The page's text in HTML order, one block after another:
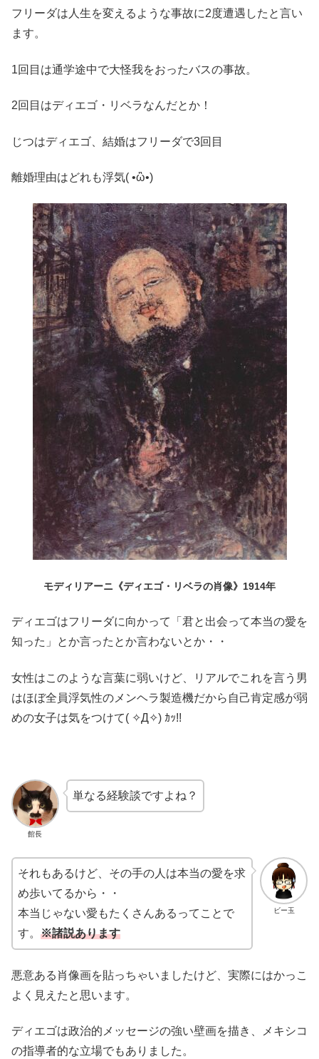
フリーダは人生を変えるような事故に2度遭遇したと言い
ます。
1回目は通学途中で大怪我をおったバスの事故。
2回目はディエゴ・リベラなんだとか！
じつはディエゴ、結婚はフリーダで3回目
離婚理由はどれも浮気( •ὢ•)
モディリアーニ《ディエゴ・リベラの肖像》1914年
ディエゴはフリーダに向かって「君と出会って本当の愛を
知った」とか言ったとか言わないとか・・
女性はこのような言葉に弱いけど、リアルでこれを言う男
はほぼ全員浮気性のメンヘラ製造機だから自己肯定感が弱
めの女子は気をつけて( ✧Д✧) ｶｯ!!
館長
単なる経験談ですよね？
ビー玉
それもあるけど、その手の人は本当の愛を求
め歩いてるから・・
本当じゃない愛もたくさんあるってことで
す。 ※諸説あります
悪意ある肖像画を貼っちゃいましたけど、実際にはかっこ
よく見えたと思います。
ディエゴは政治的メッセージの強い壁画を描き、メキシコ
の指導者的な立場でもありました。